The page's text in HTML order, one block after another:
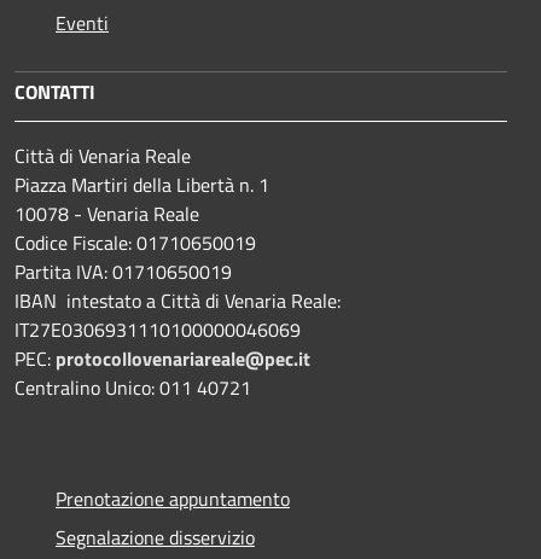
Eventi
CONTATTI
Città di Venaria Reale
Piazza Martiri della Libertà n. 1
10078 - Venaria Reale
Codice Fiscale: 01710650019
Partita IVA: 01710650019
IBAN intestato a Città di Venaria Reale:
IT27E0306931110100000046069
PEC: protocollovenariareale@pec.it
Centralino Unico: 011 40721
Prenotazione appuntamento
Segnalazione disservizio